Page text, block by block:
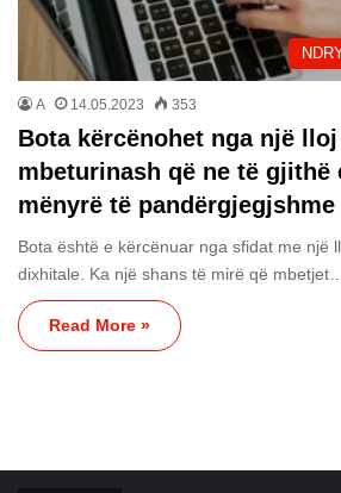
A 14.05.2023 353
Bota kërcënohet nga një
mbeturinash që ne të gjithë
mënyrë të pandërgjegjshme
Bota është e kërcënuar nga sfidat me një
dixhitale. Ka një shans të mirë që
Read More »